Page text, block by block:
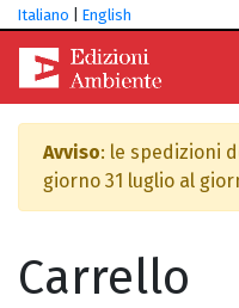
Italiano English
Avviso: le spedizioni
giorno 31 luglio al
Carrello